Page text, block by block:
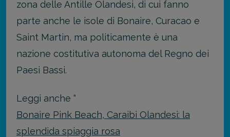
zona delle Antille Olandesi, di cui fanno
parte anche le isole di Bonaire, Curacao e
Saint Martin, ma politicamente è una
nazione costitutiva autonoma del Regno dei
Paesi Bassi.
Leggi anche “
Bonaire Pink Beach, Caraibi Olandesi: la
splendida spiaggia rosa